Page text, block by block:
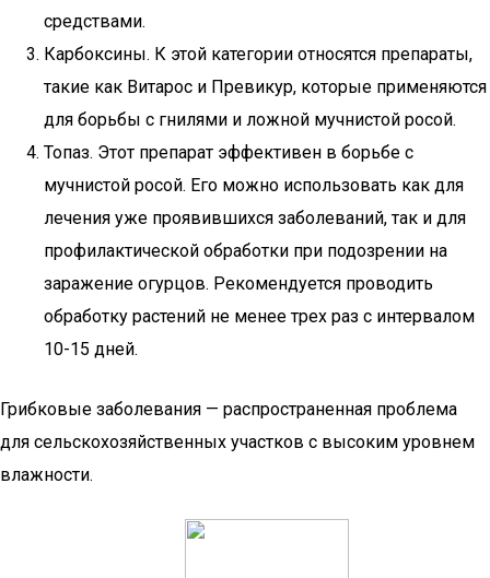
средствами.
Карбоксины. К этой категории относятся препараты,
такие как Витарос и Превикур, которые применяются
для борьбы с гнилями и ложной мучнистой росой.
Топаз. Этот препарат эффективен в борьбе с
мучнистой росой. Его можно использовать как для
лечения уже проявившихся заболеваний, так и для
профилактической обработки при подозрении на
заражение огурцов. Рекомендуется проводить
обработку растений не менее трех раз с интервалом
10-15 дней.
Грибковые заболевания — распространенная проблема
для сельскохозяйственных участков с высоким уровнем
влажности.